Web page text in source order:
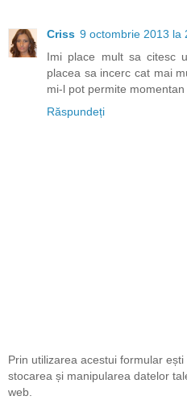
Criss 9 octombrie 2013 la
Imi place mult sa citesc
placea sa incerc cat mai
mi-l pot permite momentan
Răspundeți
Prin utilizarea acestui formular
stocarea și manipularea datelor
web.